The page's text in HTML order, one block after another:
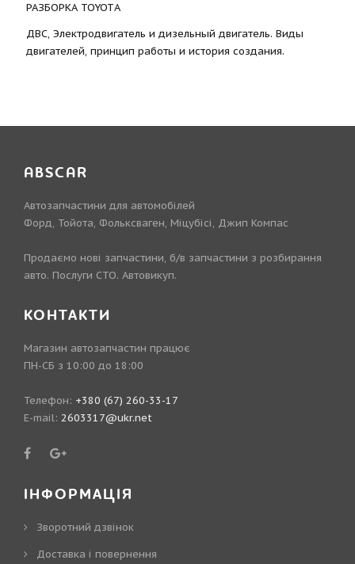
РАЗБОРКА TOYOTА
ДВС, Электродвигатель и дизельный двигатель. Виды
двигателей, принцип работы и история создания.
ABSCAR
Автозапчастини для автомобілей
Форд, Тойота, Фольксваген, Міцубісі, Джип Компас
Продаємо нові запчастини, б/в запчастини з розбирання
авто. Послуги СТО. Автовикуп.
КОНТАКТИ
Магазин автозапчастин працює
ПН-СБ з 10:00 до 18:00
Телефон: +380 (67) 260-33-17
E-mail: 2603317@ukr.net
ІНФОРМАЦІЯ
Зворотний дзвінок
Доставка і повернення